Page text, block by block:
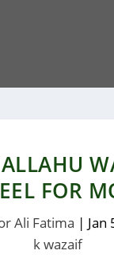
FOR
Ali Fatima | Jan
k wazaif